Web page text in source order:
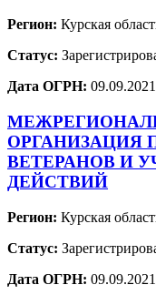
Регион: Курская
Статус:
Дата ОГРН: 09.09.2021
ОРГАНИЗАЦИЯ
ВЕТЕРАНОВ И
ДЕЙСТВИЙ
Регион: Курская
Статус:
Дата ОГРН: 09.09.2021